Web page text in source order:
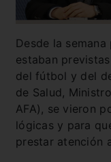
Desde la
estaban
del fútbol y del
de Salud,
AFA), se vieron
lógicas y para
prestar atención